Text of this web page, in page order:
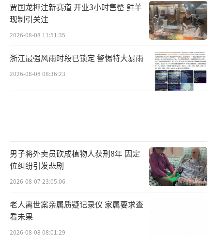
贾国龙押注新赛道 开业3小时售罄 鲜羊
现制引关注
2026-08-08 11:51:35
浙江最强风雨时段已锁定 警惕特大暴雨
2026-08-08 08:36:23
男子将外卖员砍成植物人获刑8年 因定
位纠纷引发悲剧
2026-08-07 23:05:06
老人离世案亲属质疑记录仪 家属要求查
看未果
2026-08-08 08:01:29